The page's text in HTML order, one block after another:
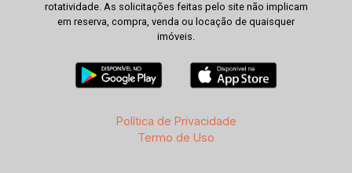
rotatividade. As solicitações feitas pelo site não implicam
em reserva, compra, venda ou locação de quaisquer
imóveis.
Política de Privacidade
Termo de Uso